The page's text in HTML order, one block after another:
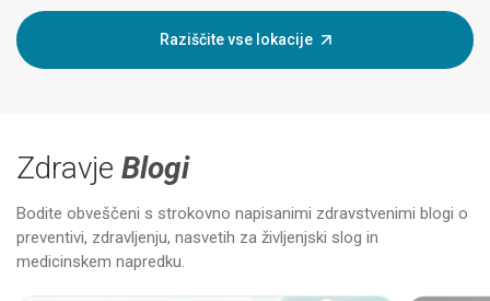
Raziščite vse lokacije
Zdravje Blogi
Bodite obveščeni s strokovno napisanimi zdravstvenimi blogi o
preventivi, zdravljenju, nasvetih za življenjski slog in
medicinskem napredku.